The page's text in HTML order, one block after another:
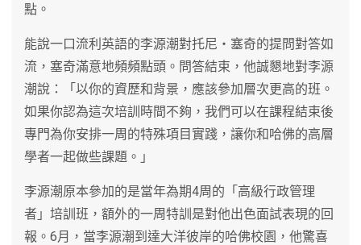
點。
能說一口流利英語的李源潮對托尼‧塞奇的提問對答如
流，塞奇滿意地頻頻點頭。問答結束，他誠懇地對李源
潮說：「以你的資歷和背景，應該參加層次更高的班。
如果你認為這次培訓時間不夠，我們可以在課程結束後
專門為你安排一周的特殊項目實踐，讓你和哈佛的高層
學者一起做些課題。」
李源潮原本參加的是當年為期4周的「高級行政管理
者」培訓班，額外的一周特訓是對他出色面試表現的回
報。6月，當李源潮到達大洋彼岸的哈佛校園，他驚喜